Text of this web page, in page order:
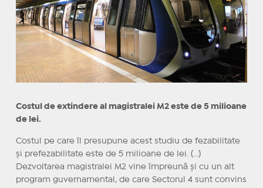
Costul de extindere al magistralei M2 este de 5 milioane
de lei.
Costul pe care îl presupune acest studiu de fezabilitate
și prefezabilitate este de 5 milioane de lei. (...)
Dezvoltarea magistralei M2 vine împreună și cu un alt
program guvernamental, de care Sectorul 4 sunt convins